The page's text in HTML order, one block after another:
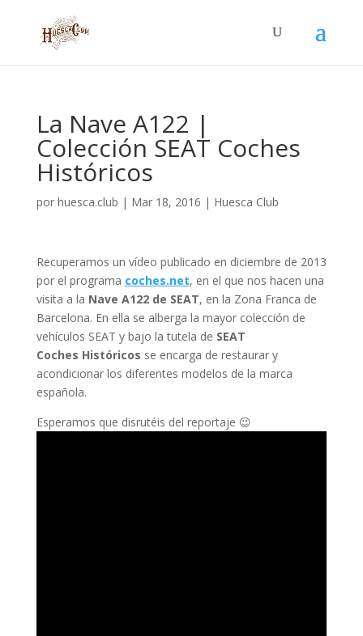
La Nave A122 |
Colección SEAT Coches
Históricos
por huesca.club | Mar 18, 2016 | Huesca Club
Recuperamos un vídeo publicado en diciembre de 2013
por el programa coches.net, en el que nos hacen una
visita a la Nave A122 de SEAT, en la Zona Franca de
Barcelona. En ella se alberga la mayor colección de
vehículos SEAT y bajo la tutela de SEAT
Coches Históricos se encarga de restaurar y
acondicionar los diferentes modelos de la marca
española.
Esperamos que disrutéis del reportaje 😉